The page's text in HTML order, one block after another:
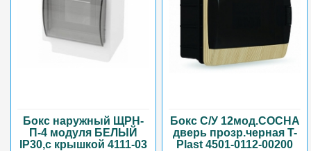
Бокс наружный ЩРН-
П-4 модуля БЕЛЫЙ
IP30,с крышкой 4111-03
Бокс С/У 12мод.СОСНА
дверь прозр.черная T-
Plast 4501-0112-00200